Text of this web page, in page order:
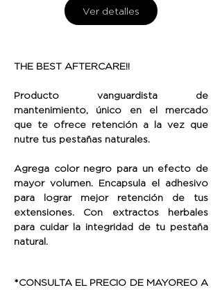
Ver detalles
THE BEST AFTERCARE!!
Producto vanguardista de
mantenimiento, único en el mercado
que te ofrece retención a la vez que
nutre tus pestañas naturales.
Agrega color negro para un efecto de
mayor volumen. Encapsula el adhesivo
para lograr mejor retención de tus
extensiones. Con extractos herbales
para cuidar la integridad de tu pestaña
natural.
*CONSULTA EL PRECIO DE MAYOREO A